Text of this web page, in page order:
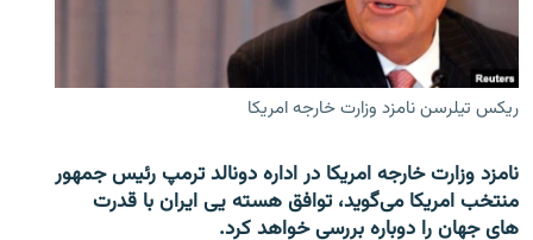
تماس
صفحه پشتو
Azadi English
به ما بپیوندید
ریکس تیلرسن نامزد وزارت خارجه امریکا
نامزد وزارت خارجه امریکا در اداره دونالد ترمپ رئیس جمهور
منتخب امریکا می‌گوید، توافق هسته یی ایران با قدرت
های جهان را دوباره بررسی خواهد کرد.